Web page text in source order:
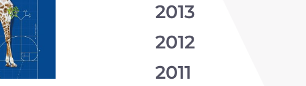
2013
2012
2011